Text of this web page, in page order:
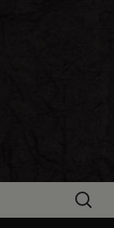
和食
の公式ブ
しい季節
ビン（ろ
せや、お
どけしま
検